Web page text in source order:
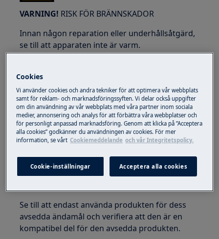
VARNING! RISK FÖR BRÄNNSKADOR
Innan någon reparation eller underhållsåtgärd,
se till att apparaten inte är varm.
VARNING!KVÄVNINGSRISK
Små delar, inte för barn under 3 år. Förvara alla
små delar och förpackningar utom räckhåll för
Endast vuxna bör använda eller installera
Se till att endast använda produkten för dess
avsedda ändamål och verifiera att den är en
kompatibel del för den avsedda produkten.
Cookies
Vi använder cookies och andra tekniker för att optimera vår webbplats
samt för reklam- och marknadsföringssyften. Vi delar också uppgifter
om din användning av vår webbplats med våra partner inom sociala
medier, annonsering och analys för att förbättra våra webbplatser och
för personligt anpassad marknadsföring. Genom att klicka på ”Acceptera
alla cookies” godkänner du användningen av cookies. För mer
information, se vårt Cookiemeddelande och vår Integritetspolicy.
Cookie-inställningar Acceptera alla cookies